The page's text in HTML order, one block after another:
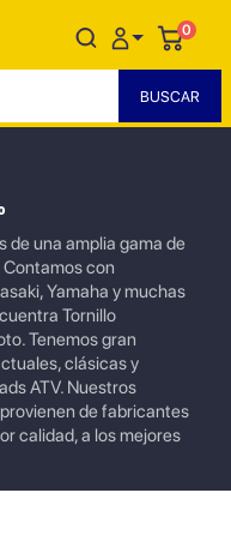
0
de una amplia gama de
con
Yamaha y muchas
Tornillo
Tenemos gran
clásicas y
ATV. Nuestros
de fabricantes
calidad, a los mejores